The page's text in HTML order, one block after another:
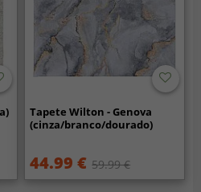
Tapete Wilton - Genova
(cinza/branco/dourado)
44.99 € 59.99 €